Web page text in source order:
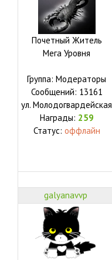
Почетный Житель
Мега Уровня
Группа: Модераторы
Сообщений: 13161
ул. Молодогвардейская
Награды: 259
Статус: оффлайн
galyanavvp